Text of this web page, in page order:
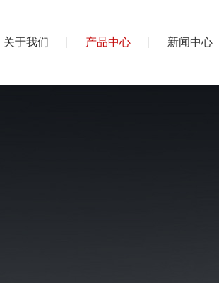
关于我们 产品中心 新闻中心